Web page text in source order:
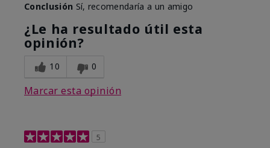
Conclusión Sí, recomendaría a un amigo
¿Le ha resultado útil esta
opinión?
10 0
Marcar esta opinión
5